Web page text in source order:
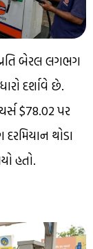
બેરલ લગભગ
દર્શાવે છે.
$78.02 પર
થોડા
હતો.